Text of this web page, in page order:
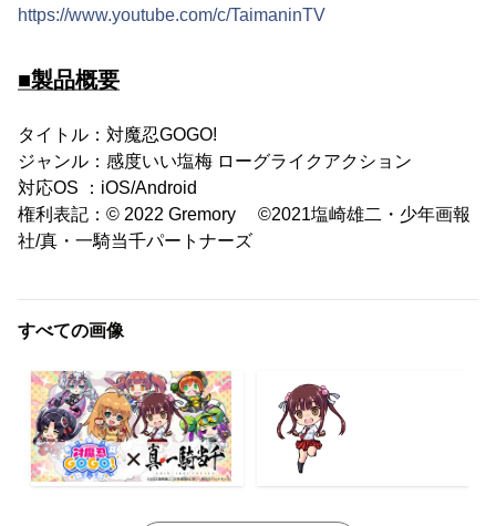
https://www.youtube.com/c/TaimaninTV
■製品概要
タイトル：対魔忍GOGO!
ジャンル：感度いい塩梅 ローグライクアクション
対応OS ：iOS/Android
権利表記：© 2022 Gremory ©2021塩崎雄二・少年画報
社/真・一騎当千パートナーズ
すべての画像